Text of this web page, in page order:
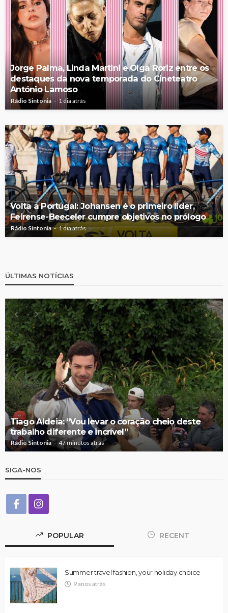
Jorge Palma, Linda Martini e Olga Roriz entre os
destaques da nova temporada do Cineteatro
António Lamoso
Rádio Sintonia 1 dia atrás
Volta a Portugal: Johansen é o primeiro líder,
Feirense-Beeceler cumpre objetivos no prólogo
Rádio Sintonia 1 dia atrás
ÚLTIMAS NOTÍCIAS
Tiago Aldeia: “Vou levar o coração cheio deste
trabalho diferente e incrível”
Rádio Sintonia 47 minutos atrás
SIGA-NOS
POPULAR RECENT
Summer travel fashion, your holiday choice
9 anos atrás